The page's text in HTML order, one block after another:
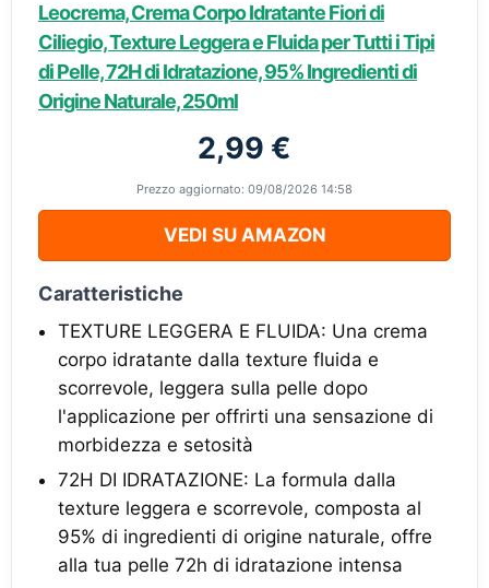
Leocrema, Crema Corpo Idratante Fiori di
Ciliegio, Texture Leggera e Fluida per Tutti i Tipi
di Pelle, 72H di Idratazione, 95% Ingredienti di
Origine Naturale, 250ml
2,99 €
Prezzo aggiornato: 09/08/2026 14:58
VEDI SU AMAZON
Caratteristiche
TEXTURE LEGGERA E FLUIDA: Una crema
corpo idratante dalla texture fluida e
scorrevole, leggera sulla pelle dopo
l'applicazione per offrirti una sensazione di
morbidezza e setosità
72H DI IDRATAZIONE: La formula dalla
texture leggera e scorrevole, composta al
95% di ingredienti di origine naturale, offre
alla tua pelle 72h di idratazione intensa